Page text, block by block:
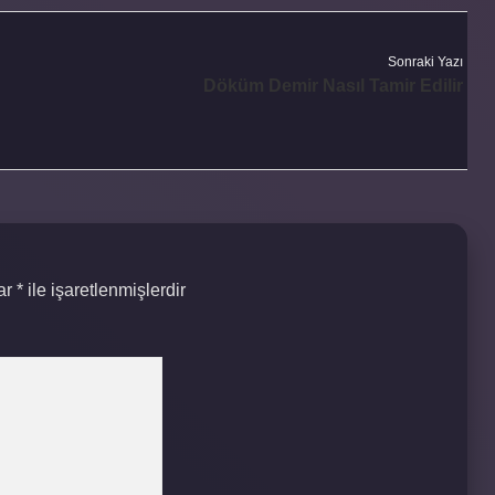
Sonraki Yazı
* ile işaretlenmişlerdir